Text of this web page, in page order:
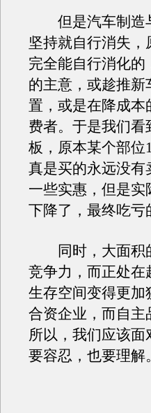
但是汽车制造与
坚持就自行消失
完全能自行消化
的主意，或趁推
置，或是在降成本
费者。于是我们
板，原本某个部
真是买的永远没有
一些实惠，但是
下降了，最终吃亏
同时，大面积的
竞争力，而正处在
生存空间变得更加
合资企业，而自主
所以，我们应该
要容忍，也要理解。